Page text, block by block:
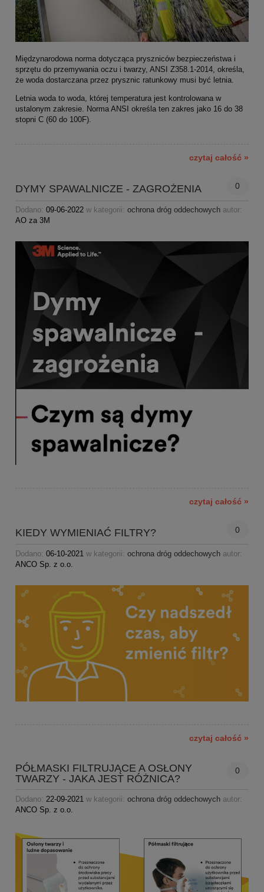
Międzynarodowa norma dotycząca pryszniców bezpieczeństwa i
sprzętu do przemywania oczu i twarzy, ANSI Z358.1-2014, określa,
że woda dostarczana przez prysznic ratunkowy musi być letnia.
Letnia woda to woda, której temperatura jest kontrolowana w
ustalonym zakresie. Norma ANSI określa ten zakres jako 16 do 38
stopni C (60 do 100F).
czytaj całość »
DYMY SPAWALNICZE - ZAGROŻENIA 0
Dodano: 09-06-2022 w kategorii: ochrona dróg oddechowych autor:
AO za 3M
czytaj całość »
KIEDY WYMIENIAĆ FILTRY? 0
Dodano: 06-10-2021 w kategorii: ochrona dróg oddechowych autor:
ANCO Sp. z o.o.
czytaj całość »
PÓŁMASKI FILTRUJĄCE A OSŁONY
TWARZY - JAKA JEST RÓŻNICA?
0
Dodano: 22-09-2021 w kategorii: ochrona dróg oddechowych autor:
ANCO Sp. z o.o.